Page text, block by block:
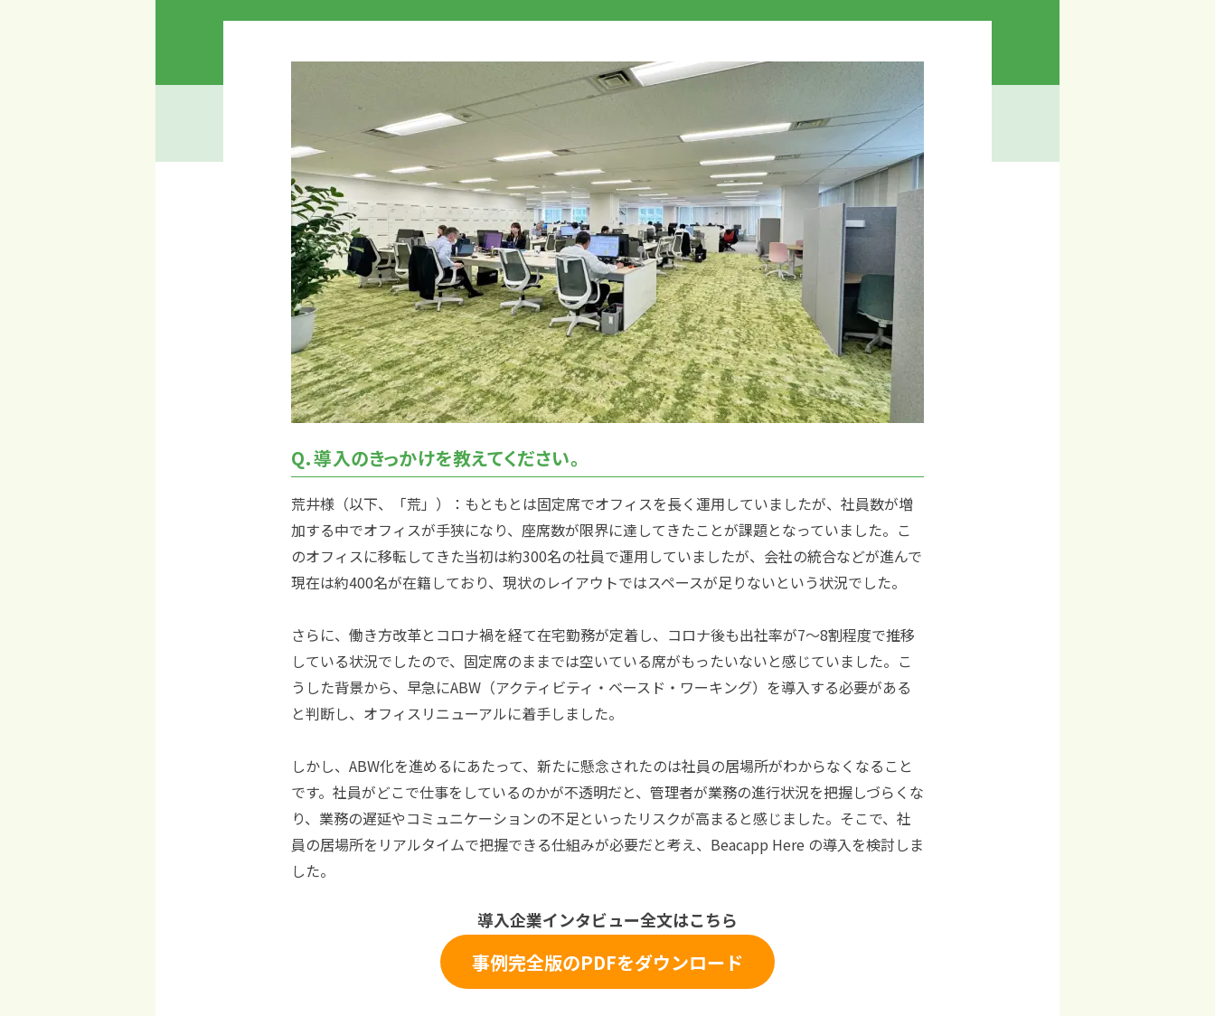
導入のきっかけを教えてください。
荒井様（以下、「荒」）：もともとは固定席でオフィスを長く運用していましたが、社員数が増
加する中でオフィスが手狭になり、座席数が限界に達してきたことが課題となっていました。こ
のオフィスに移転してきた当初は約300名の社員で運用していましたが、会社の統合などが進んで
現在は約400名が在籍しており、現状のレイアウトではスペースが足りないという状況でした。
さらに、働き方改革とコロナ禍を経て在宅勤務が定着し、コロナ後も出社率が7～8割程度で推移
している状況でしたので、固定席のままでは空いている席がもったいないと感じていました。こ
うした背景から、早急にABW（アクティビティ・ベースド・ワーキング）を導入する必要がある
と判断し、オフィスリニューアルに着手しました。
しかし、ABW化を進めるにあたって、新たに懸念されたのは社員の居場所がわからなくなること
です。社員がどこで仕事をしているのかが不透明だと、管理者が業務の進行状況を把握しづらくな
り、業務の遅延やコミュニケーションの不足といったリスクが高まると感じました。そこで、社
員の居場所をリアルタイムで把握できる仕組みが必要だと考え、Beacapp Here の導入を検討しま
した。
導入企業インタビュー全文はこちら
事例完全版のPDFをダウンロード